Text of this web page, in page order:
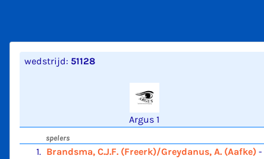
wedstrijd: 51128
Argus 1
spelers
1. Brandsma, C.J.F. (Freerk)/Greydanus, A. (Aafke) -